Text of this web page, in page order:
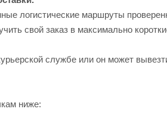
логистические маршруты
свой заказ в максимально
службе или он может
ниже: